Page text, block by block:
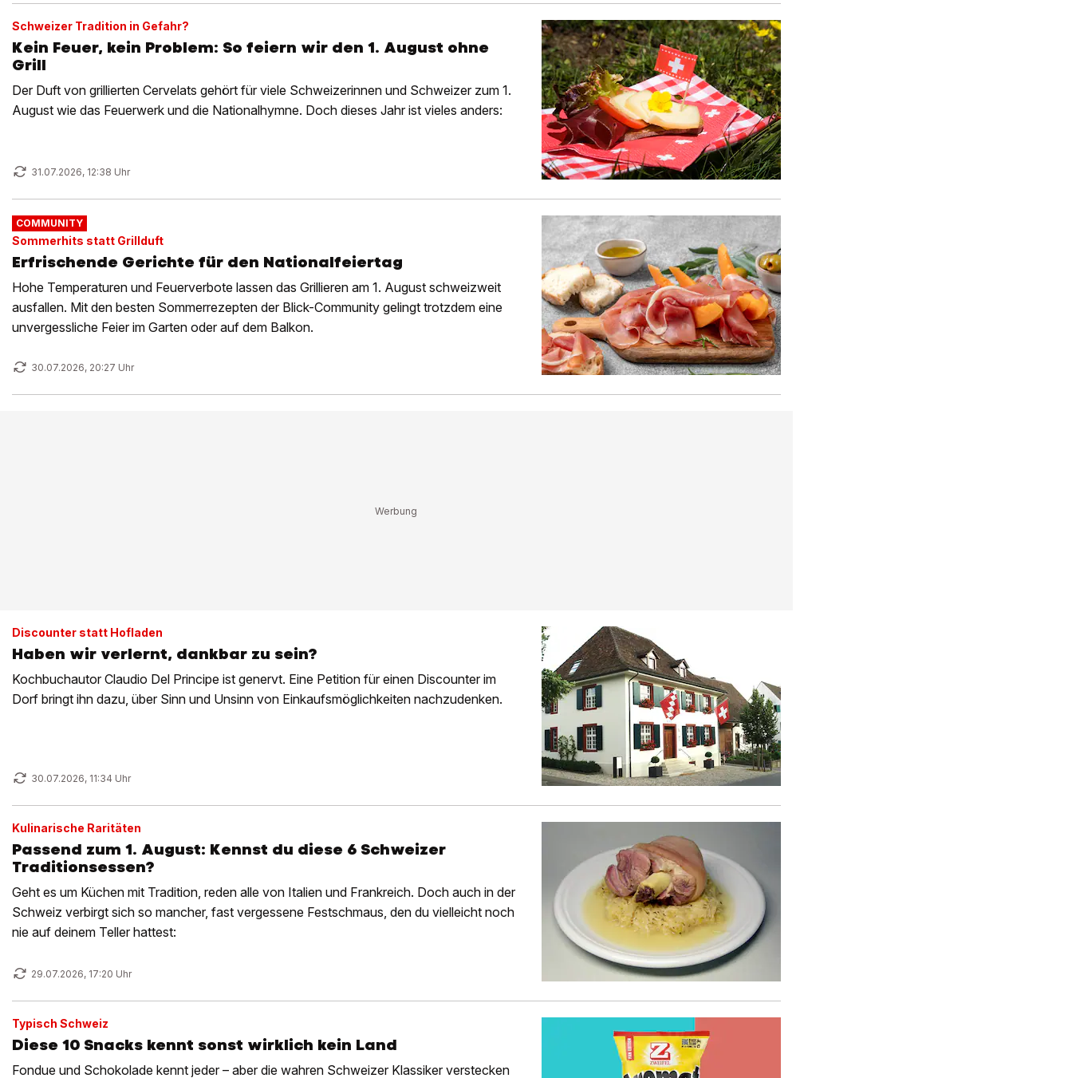
Schweizer Tradition in Gefahr?
Kein Feuer, kein Problem: So feiern wir den 1. August ohne
Grill
Der Duft von grillierten Cervelats gehört für viele Schweizerinnen und Schweizer zum 1.
August wie das Feuerwerk und die Nationalhymne. Doch dieses Jahr ist vieles anders:
31.07.2026, 12:38 Uhr
COMMUNITY
Sommerhits statt Grillduft
Erfrischende Gerichte für den Nationalfeiertag
Hohe Temperaturen und Feuerverbote lassen das Grillieren am 1. August schweizweit
ausfallen. Mit den besten Sommerrezepten der Blick-Community gelingt trotzdem eine
unvergessliche Feier im Garten oder auf dem Balkon.
30.07.2026, 20:27 Uhr
Discounter statt Hofladen
Haben wir verlernt, dankbar zu sein?
Kochbuchautor Claudio Del Principe ist genervt. Eine Petition für einen Discounter im
Dorf bringt ihn dazu, über Sinn und Unsinn von Einkaufsmöglichkeiten nachzudenken.
30.07.2026, 11:34 Uhr
Kulinarische Raritäten
Passend zum 1. August: Kennst du diese 6 Schweizer
Traditionsessen?
Geht es um Küchen mit Tradition, reden alle von Italien und Frankreich. Doch auch in der
Schweiz verbirgt sich so mancher, fast vergessene Festschmaus, den du vielleicht noch
nie auf deinem Teller hattest:
29.07.2026, 17:20 Uhr
Typisch Schweiz
Diese 10 Snacks kennt sonst wirklich kein Land
Fondue und Schokolade kennt jeder – aber die wahren Schweizer Klassiker verstecken